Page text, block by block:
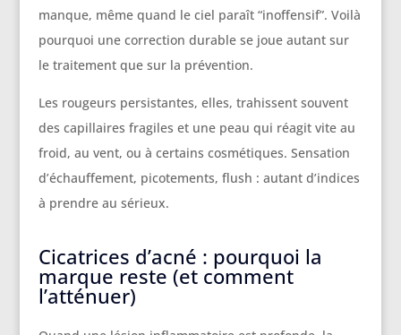
manque, même quand le ciel paraît “inoffensif”. Voilà
pourquoi une correction durable se joue autant sur
le traitement que sur la prévention.
Les rougeurs persistantes, elles, trahissent souvent
des capillaires fragiles et une peau qui réagit vite au
froid, au vent, ou à certains cosmétiques. Sensation
d’échauffement, picotements, flush : autant d’indices
à prendre au sérieux.
Cicatrices d’acné : pourquoi la
marque reste (et comment
l’atténuer)